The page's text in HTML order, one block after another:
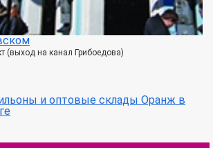
(выход на канал Грибоедова)
и оптовые склады Оранж в